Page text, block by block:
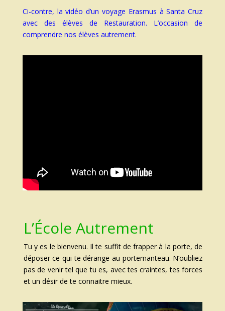
Ci-contre, la vidéo d’un voyage Erasmus à Santa Cruz
avec des élèves de Restauration. L’occasion de
comprendre nos élèves autrement.
L’École Autrement
Tu y es le bienvenu. Il te suffit de frapper à la porte, de
déposer ce qui te dérange au portemanteau. N’oubliez
pas de venir tel que tu es, avec tes craintes, tes forces
et un désir de te connaitre mieux.